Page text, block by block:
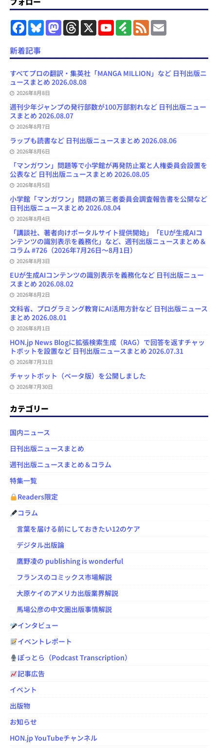
F
a
e
b
o
k
B
s
y
M
a
o
o
n
T
h
a
s
X
Y
o
u
e
C
n
n
F
e
l
F
e
l
新着記事
すべてプロの翻訳・集英社「MANGA MILLION」など 日刊出版ニ
ュースまとめ 2026.08.08
2026年8月8日
週刊少年ジャンプの発行部数が100万部割れなど 日刊出版ニュー
スまとめ 2026.08.07
2026年8月7日
ラップも読書など 日刊出版ニュースまとめ 2026.08.06
2026年8月6日
「マンガワン」問題等で小学館が再発防止案と人権委員会設置を
公表など 日刊出版ニュースまとめ 2026.08.05
2026年8月5日
小学館「マンガワン」問題の第三者委員会調査報告書を公開など
日刊出版ニュースまとめ 2026.08.04
2026年8月4日
「講談社、著者向けポータルサイト提供開始」「EUが生成AIコ
ンテンツの識別表示を義務化」など、週刊出版ニュースまとめ＆
コラム #726（2026年7月26日～8月1日）
2026年8月3日
EUが生成AIコンテンツの識別表示を義務化など 日刊出版ニュー
スまとめ 2026.08.02
2026年8月2日
文科省、プログラミング教育にAI活用方針など 日刊出版ニュース
まとめ 2026.08.01
2026年8月1日
HON.jp News Blogに拡張検索生成（RAG）で回答を返すチャッ
トボットを設置など 日刊出版ニュースまとめ 2026.07.31
2026年7月31日
チャットボット（ベータ版）を公開しました
2026年7月30日
カテゴリー
国内ニュース
日刊出版ニュースまとめ
週刊出版ニュースまとめ＆コラム
特集一覧
Readers限定
コラム
言葉を届ける前にしておきたい12のケア
デジタル出版論
鷹野凌の publishing is wonderful
フランスのコミックス市場解説
大原ケイのアメリカ出版業界解説
馬場公彦の中文圏出版事情解説
インタビュー
イベントレポート
ぽっとら（Podcast Transcription）
記事広告
イベント
出版物
お知らせ
HON.jp YouTubeチャンネル